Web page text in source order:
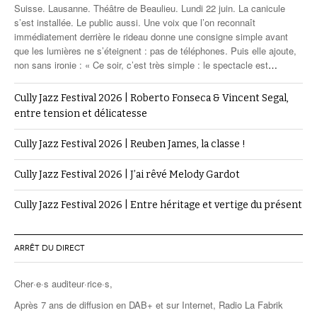
Suisse. Lausanne. Théâtre de Beaulieu. Lundi 22 juin. La canicule
s’est installée. Le public aussi. Une voix que l’on reconnaît
immédiatement derrière le rideau donne une consigne simple avant
que les lumières ne s’éteignent : pas de téléphones. Puis elle ajoute,
non sans ironie : « Ce soir, c’est très simple : le spectacle est…
Cully Jazz Festival 2026 | Roberto Fonseca & Vincent Segal,
entre tension et délicatesse
Cully Jazz Festival 2026 | Reuben James, la classe !
Cully Jazz Festival 2026 | J’ai rêvé Melody Gardot
Cully Jazz Festival 2026 | Entre héritage et vertige du présent
ARRÊT DU DIRECT
Cher·e·s auditeur·rice·s,
Après 7 ans de diffusion en DAB+ et sur Internet, Radio La Fabrik